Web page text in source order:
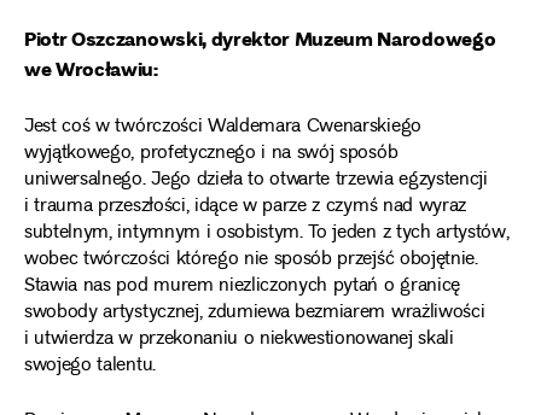
Piotr Oszczanowski, dyrektor Muzeum Narodowego
we Wrocławiu:
Jest coś w twórczości Waldemara Cwenarskiego
wyjątkowego, profetycznego i na swój sposób
uniwersalnego. Jego dzieła to otwarte trzewia egzystencji
i trauma przeszłości, idące w parze z czymś nad wyraz
subtelnym, intymnym i osobistym. To jeden z tych artystów,
wobec twórczości którego nie sposób przejść obojętnie.
Stawia nas pod murem niezliczonych pytań o granicę
swobody artystycznej, zdumiewa bezmiarem wrażliwości
i utwierdza w przekonaniu o niekwestionowanej skali
swojego talentu.